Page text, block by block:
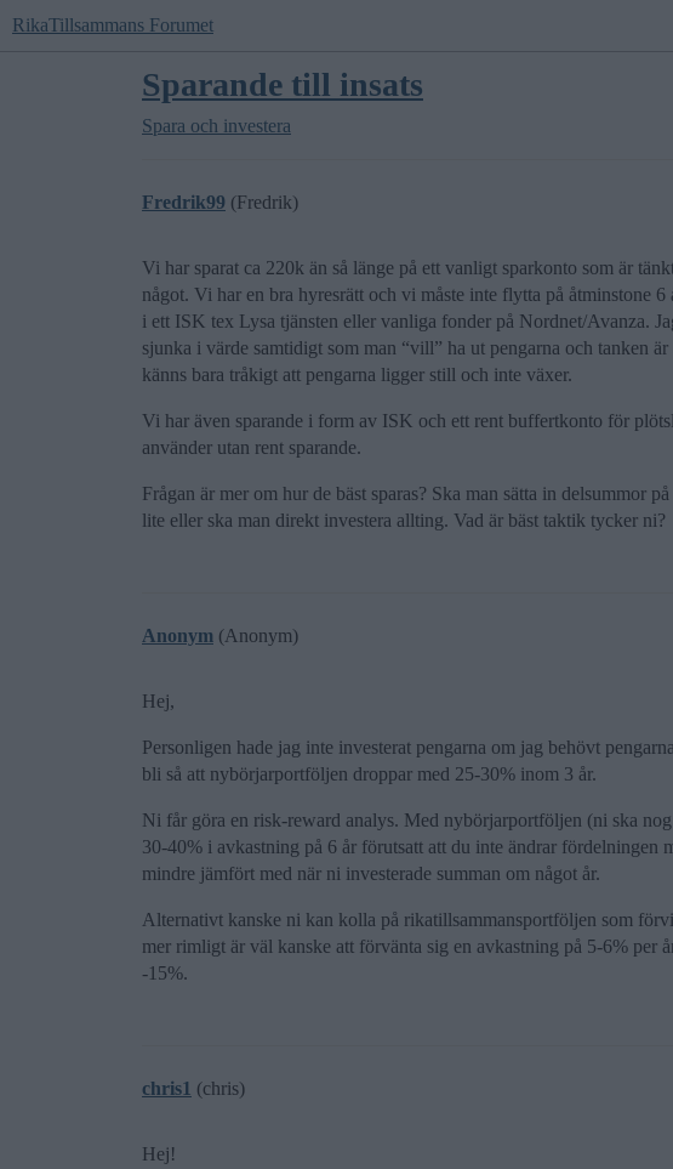
RikaTillsammans Forumet
Sparande till insats
Spara och investera
Fredrik99 (Fredrik)
Vi har sparat ca 220k än så länge på ett vanligt sparkonto som är
något. Vi har en bra hyresrätt och vi måste inte flytta på åtminstone
i ett ISK tex Lysa tjänsten eller vanliga fonder på Nordnet/Avanza.
sjunka i värde samtidigt som man “vill” ha ut pengarna och tanken
känns bara tråkigt att pengarna ligger still och inte växer.
Vi har även sparande i form av ISK och ett rent buffertkonto för
använder utan rent sparande.
Frågan är mer om hur de bäst sparas? Ska man sätta in delsummor
lite eller ska man direkt investera allting. Vad är bäst taktik tycker ni?
Anonym (Anonym)
Hej,
Personligen hade jag inte investerat pengarna om jag behövt
bli så att nybörjarportföljen droppar med 25-30% inom 3 år.
Ni får göra en risk-reward analys. Med nybörjarportföljen (ni ska
30-40% i avkastning på 6 år förutsatt att du inte ändrar fördelningen
mindre jämfört med när ni investerade summan om något år.
Alternativt kanske ni kan kolla på rikatillsammansportföljen som
mer rimligt är väl kanske att förvänta sig en avkastning på 5-6% per
-15%.
chris1 (chris)
Hej!